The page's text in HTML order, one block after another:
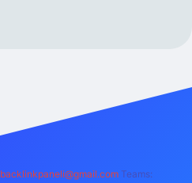
backlinkpaneli@gmail.com Teams: